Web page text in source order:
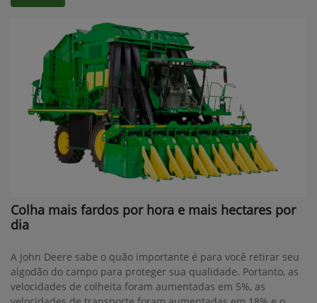
Colha mais fardos por hora e mais hectares por
dia
A John Deere sabe o quão importante é para você retirar seu
algodão do campo para proteger sua qualidade. Portanto, as
velocidades de colheita foram aumentadas em 5%, as